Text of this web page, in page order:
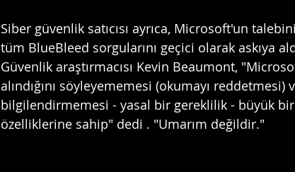
Siber güvenlik satıcısı ayrıca, Microsoft'un
tüm BlueBleed sorgularını geçici olarak askıya
Güvenlik araştırmacısı Kevin Beaumont,
alındığını söyleyememesi (okumayı
bilgilendirmemesi - yasal bir gereklilik - büyük bir
özelliklerine sahip" dedi . "Umarım değildir."